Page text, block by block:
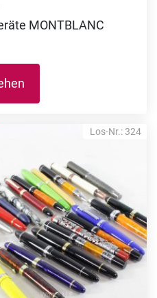
MONTBLANC
Los-Nr.: 324